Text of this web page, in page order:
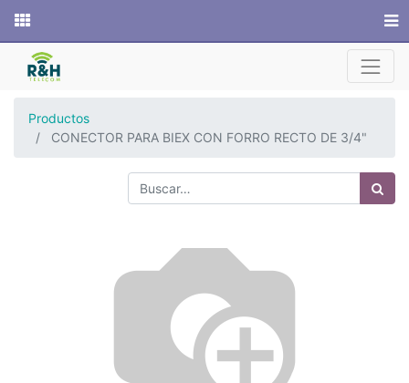
Productos
CONECTOR PARA BIEX CON FORRO RECTO DE 3/4"